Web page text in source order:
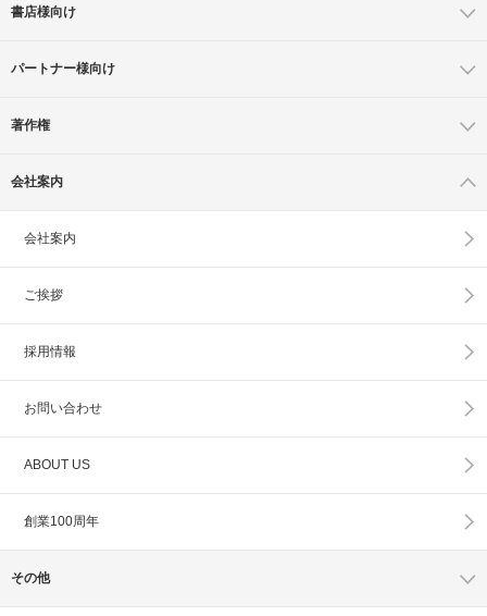
書店様向け
パートナー様向け
著作権
会社案内
会社案内
ご挨拶
採用情報
お問い合わせ
ABOUT US
創業100周年
その他